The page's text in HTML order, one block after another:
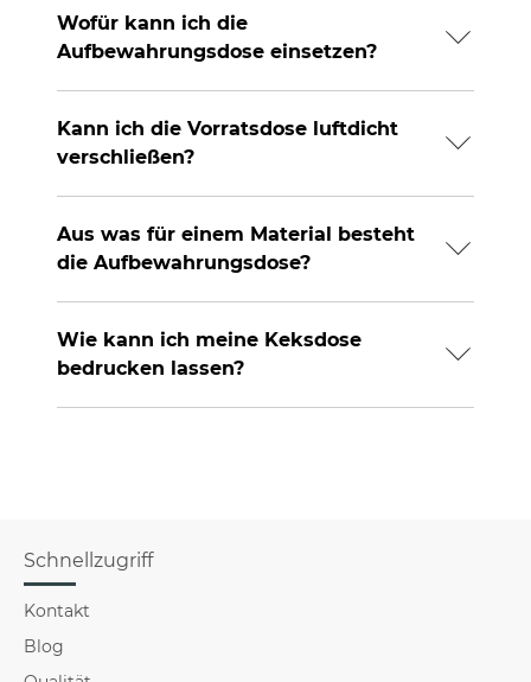
Wofür kann ich die
Aufbewahrungsdose einsetzen?
Kann ich die Vorratsdose luftdicht
verschließen?
Aus was für einem Material besteht
die Aufbewahrungsdose?
Wie kann ich meine Keksdose
bedrucken lassen?
Schnellzugriff
Kontakt
Blog